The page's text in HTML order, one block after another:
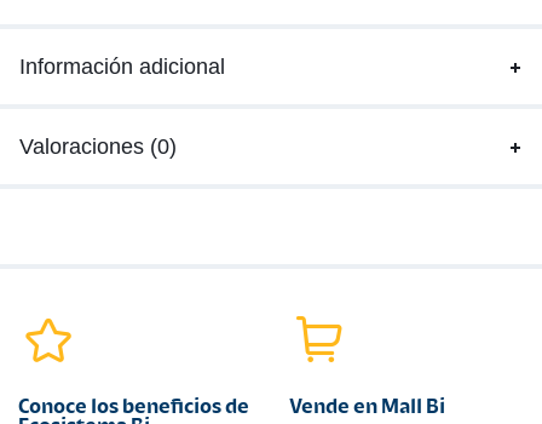
Información adicional
Valoraciones (0)
Conoce los beneficios de
Vende en Mall Bi